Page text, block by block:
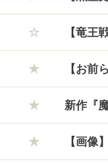
☆ 【竜王
出
★ 【お前
復活を
★ 新作『
★ 【画像